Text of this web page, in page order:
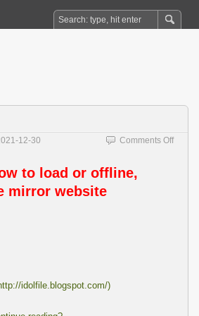
12-30 Comments Offon
to load or offline,
mirror website
idolfile.blogspot.com/)